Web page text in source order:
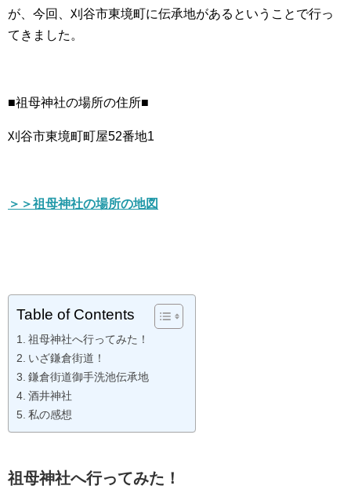
が、今回、刈谷市東境町に伝承地があるということで行っ
てきました。
■祖母神社の場所の住所■
刈谷市東境町町屋52番地1
＞＞祖母神社の場所の地図
Table of Contents
祖母神社へ行ってみた！
いざ鎌倉街道！
鎌倉街道御手洗池伝承地
酒井神社
私の感想
祖母神社へ行ってみた！